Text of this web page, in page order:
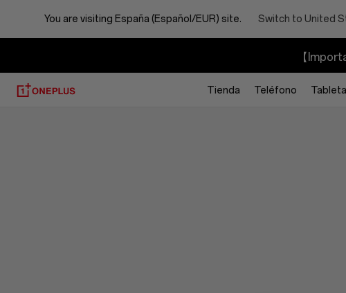
You are visiting España (Español/EUR) site. Switch to United
【
Tienda Teléfono Tableta